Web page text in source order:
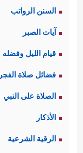
السنن الرواتب
آيات الصبر
قيام الليل وفضله
فضائل صلاة الفجر
الصلاة على النبي
الأذكار
الرقية الشرعية